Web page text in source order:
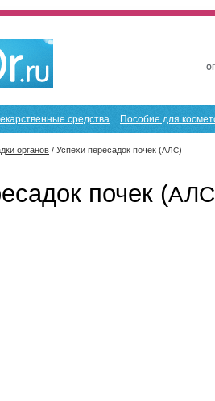
средства Пособие для
органов / Успехи пересадок почек (АЛС)
почек (АЛС